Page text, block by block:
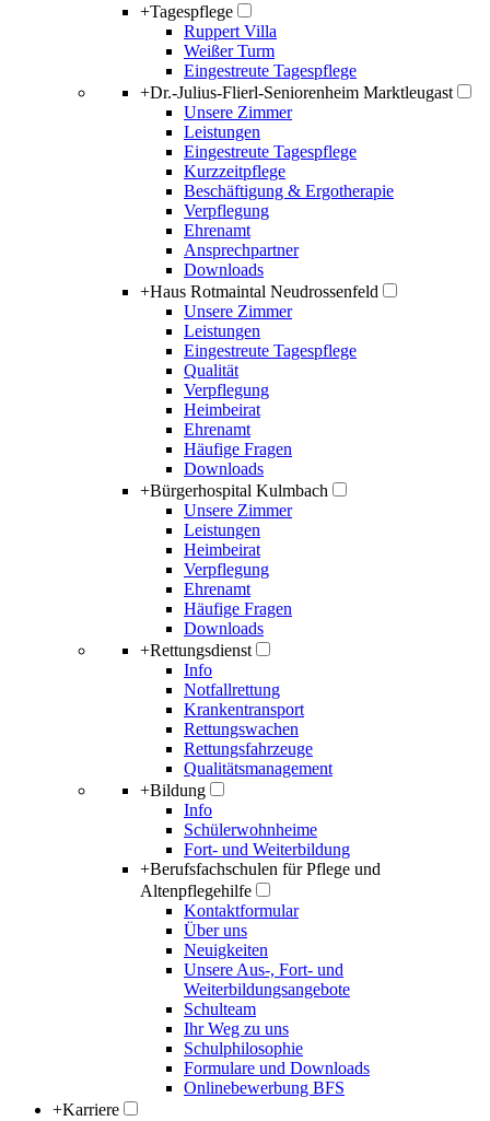
+Tagespflege
Ruppert Villa
Weißer Turm
Eingestreute Tagespflege
+Dr.-Julius-Flierl-Seniorenheim Marktleugast
Unsere Zimmer
Leistungen
Eingestreute Tagespflege
Kurzzeitpflege
Beschäftigung & Ergotherapie
Verpflegung
Ehrenamt
Ansprechpartner
Downloads
+Haus Rotmaintal Neudrossenfeld
Unsere Zimmer
Leistungen
Eingestreute Tagespflege
Qualität
Verpflegung
Heimbeirat
Ehrenamt
Häufige Fragen
Downloads
+Bürgerhospital Kulmbach
Unsere Zimmer
Leistungen
Heimbeirat
Verpflegung
Ehrenamt
Häufige Fragen
Downloads
+Rettungsdienst
Info
Notfallrettung
Krankentransport
Rettungswachen
Rettungsfahrzeuge
Qualitätsmanagement
+Bildung
Info
Schülerwohnheime
Fort- und Weiterbildung
+Berufsfachschulen für Pflege und
Altenpflegehilfe
Kontaktformular
Über uns
Neuigkeiten
Unsere Aus-, Fort- und
Weiterbildungsangebote
Schulteam
Ihr Weg zu uns
Schulphilosophie
Formulare und Downloads
Onlinebewerbung BFS
+Karriere